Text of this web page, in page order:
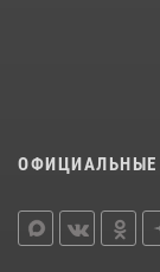
ОФИЦИАЛЬНЫЕ